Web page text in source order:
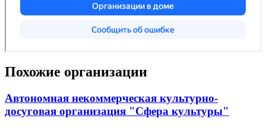
Похожие организации
Автономная некоммерческая культурно-
досуговая организация "Сфера культуры"